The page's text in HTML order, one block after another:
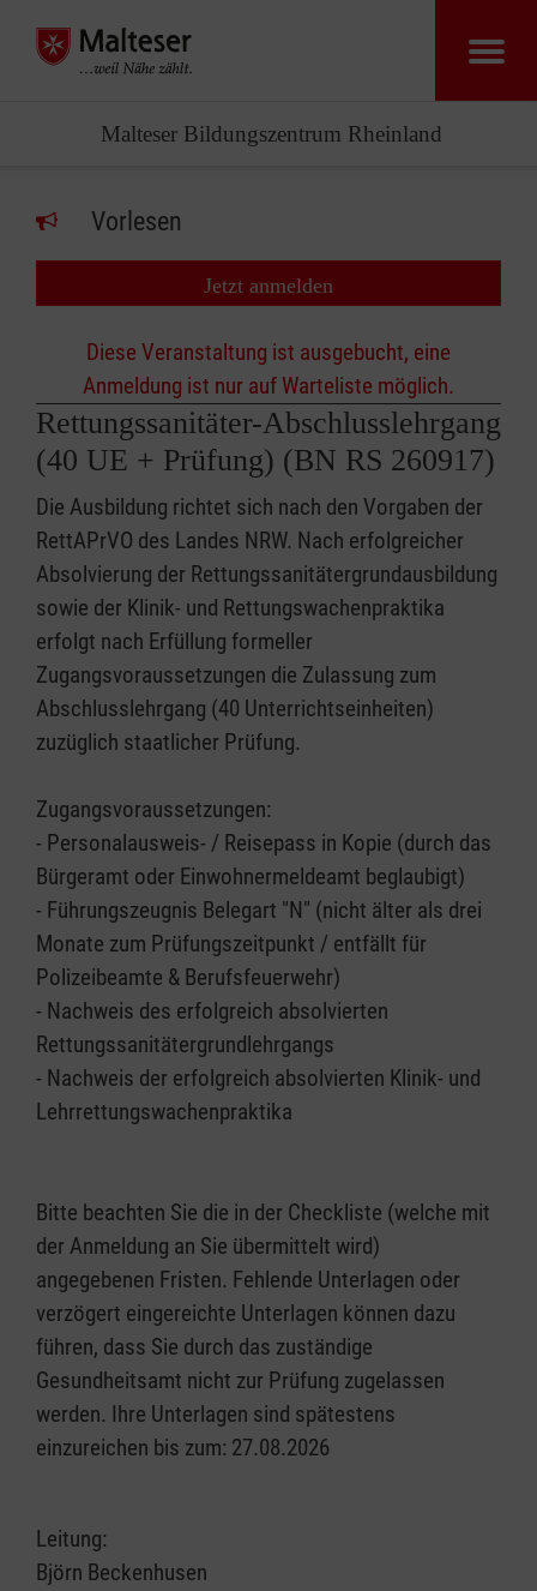
Malteser Bildungszentrum Rheinland
Vorlesen
Jetzt anmelden
Diese Veranstaltung ist ausgebucht, eine
Anmeldung ist nur auf Warteliste möglich.
Rettungssanitäter-Abschlusslehrgang
(40 UE + Prüfung) (BN RS 260917)
Die Ausbildung richtet sich nach den Vorgaben der
RettAPrVO des Landes NRW. Nach erfolgreicher
Absolvierung der Rettungssanitätergrundausbildung
sowie der Klinik- und Rettungswachenpraktika
erfolgt nach Erfüllung formeller
Zugangsvoraussetzungen die Zulassung zum
Abschlusslehrgang (40 Unterrichtseinheiten)
zuzüglich staatlicher Prüfung.
Zugangsvoraussetzungen:
- Personalausweis- / Reisepass in Kopie (durch das
Bürgeramt oder Einwohnermeldeamt beglaubigt)
- Führungszeugnis Belegart "N" (nicht älter als drei
Monate zum Prüfungszeitpunkt / entfällt für
Polizeibeamte & Berufsfeuerwehr)
- Nachweis des erfolgreich absolvierten
Rettungssanitätergrundlehrgangs
- Nachweis der erfolgreich absolvierten Klinik- und
Lehrrettungswachenpraktika
Bitte beachten Sie die in der Checkliste (welche mit
der Anmeldung an Sie übermittelt wird)
angegebenen Fristen. Fehlende Unterlagen oder
verzögert eingereichte Unterlagen können dazu
führen, dass Sie durch das zuständige
Gesundheitsamt nicht zur Prüfung zugelassen
werden. Ihre Unterlagen sind spätestens
einzureichen bis zum: 27.08.2026
Leitung:
Björn Beckenhusen